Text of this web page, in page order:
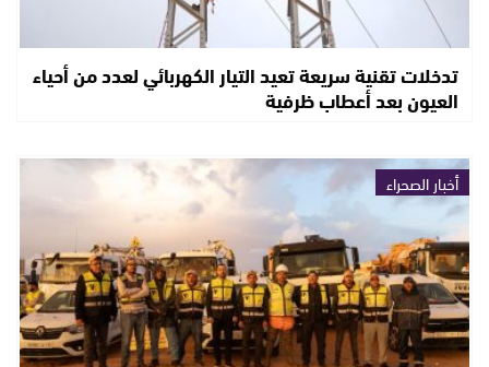
تدخلات تقنية سريعة تعيد التيار الكهربائي لعدد من أحياء
العيون بعد أعطاب ظرفية
أخبار الصحراء